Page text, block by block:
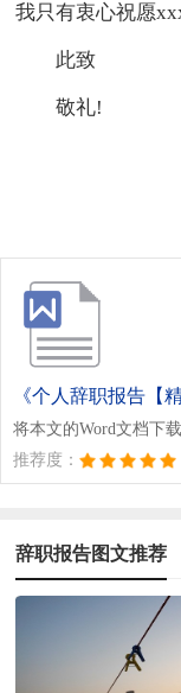
我只有衷心祝愿
此致
敬礼!
《个人辞职报告【
将本文的Word文档下
推荐度：
辞职报告图文推荐